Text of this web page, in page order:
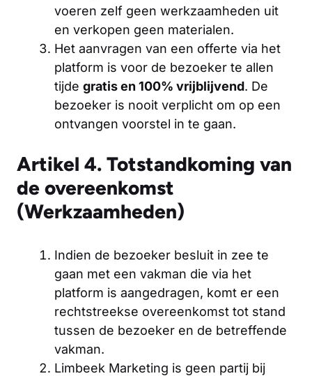
voeren zelf geen werkzaamheden uit
en verkopen geen materialen.
Het aanvragen van een offerte via het
platform is voor de bezoeker te allen
tijde gratis en 100% vrijblijvend. De
bezoeker is nooit verplicht om op een
ontvangen voorstel in te gaan.
Artikel 4. Totstandkoming van
de overeenkomst
(Werkzaamheden)
Indien de bezoeker besluit in zee te
gaan met een vakman die via het
platform is aangedragen, komt er een
rechtstreekse overeenkomst tot stand
tussen de bezoeker en de betreffende
vakman.
Limbeek Marketing is geen partij bij